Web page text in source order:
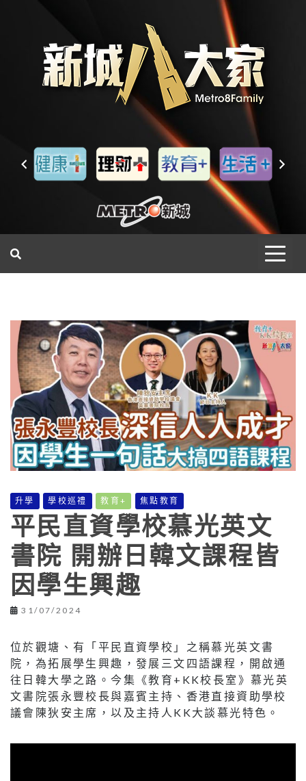
升學 學校巡禮 教育+ 焦點教育
平民直資學校慕光英文
書院 開辦日韓文課程皆
因學生興趣
31/07/2024
位於觀塘、有「平民直資學校」之稱慕光英文書
院，為拓展學生興趣，發展三文四語課程，開啟通
往日韓大學之路。今集《教育+KK校長室》慕光英
文書院張永豐校長與嘉賓主持、香港直接資助學校
議會陳狄安主席，以及主持人KK大談慕光特色。